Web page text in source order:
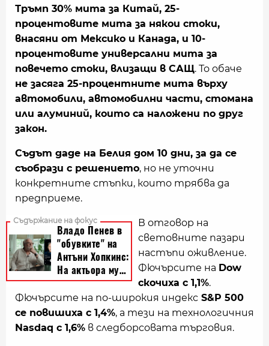
Тръмп 30% мита за Китай, 25-
процентовите мита за някои стоки,
внасяни от Мексико и Канада, и 10-
процентовите универсални мита за
повечето стоки, влизащи в САЩ. То обаче
не засяга 25-процентните мита върху
автомобили, автомобилни части, стомана
или алуминий, които са наложени по друг
закон.
Съдът даде на Белия дом 10 дни, за да се
съобрази с решението, но не уточни
конкретните стъпки, които трябва да
предприеме.
В отговор на
световните пазари
настъпи оживление.
Фючърсите на Dow
скочиха с 1,1%.
Фючърсите на по-широкия индекс S&P 500
се повишиха с 1,4%, а тези на технологичния
Nasdaq с 1,6% в следборсовата търговия.